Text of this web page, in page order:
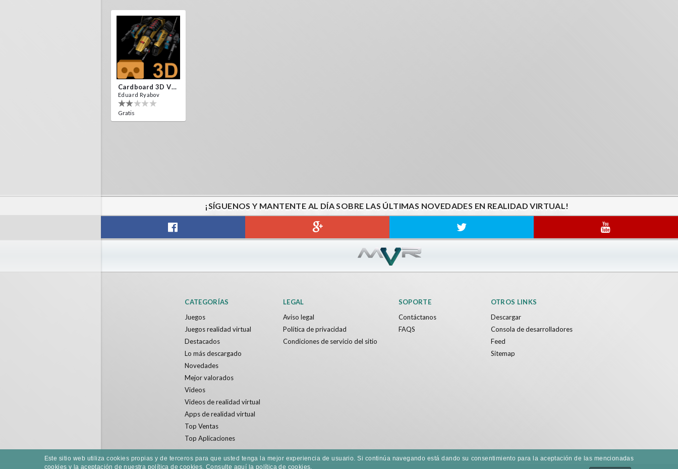
Cardboard 3D VR Space FPS Game
Eduard Ryabov
Gratis
¡SÍGUENOS Y MANTENTE AL DÍA SOBRE LAS ÚLTIMAS NOVEDADES EN REALIDAD VIRTUAL!
CATEGORÍAS
Juegos
Juegos realidad virtual
Destacados
Lo más descargado
Novedades
Mejor valorados
Videos
Videos de realidad virtual
Apps de realidad virtual
Top Ventas
Top Aplicaciones
LEGAL
Aviso legal
Política de privacidad
Condiciones de servicio del sitio
SOPORTE
Contáctanos
FAQS
OTROS LINKS
Descargar
Consola de desarrolladores
Feed
Sitemap
Este sitio web utiliza cookies propias y de terceros para que usted tenga la mejor experiencia de usuario. Si continúa navegando está dando su consentimiento para la aceptación de las mencionadas
cookies y la aceptación de nuestra política de cookies.Consulte aquí la política de cookies.